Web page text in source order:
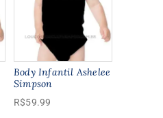
opções
podem
escolhidas
na
Body Infantil Ashelee
Simpson
R$59.99